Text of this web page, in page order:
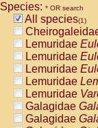
Species: * OR search
All species(1)
Lemuridae
Lemuridae
Lemuridae
Lemuridae
Lemuridae
Galagidae
Galagidae